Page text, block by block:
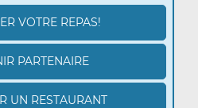
VOTRE REPAS!
PARTENAIRE
UN RESTAURANT